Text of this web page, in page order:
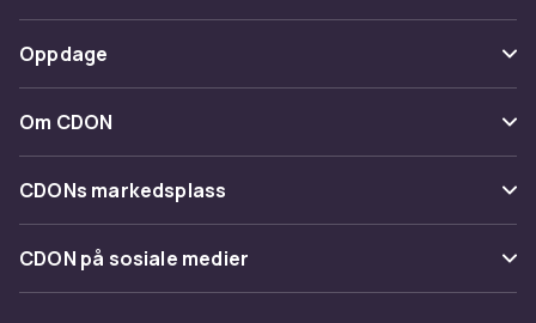
Spor pakke
Angre & returner her
Kontakt oss
Betaling
Levering
Tilbakekallinger
Oppdage
Kategorier
Varemerker
Om CDON
Om oss
Kundeanmeldelser
Jobbe på CDON
CDONs markedsplass
Merchant Help Center
CDON på sosiale medier